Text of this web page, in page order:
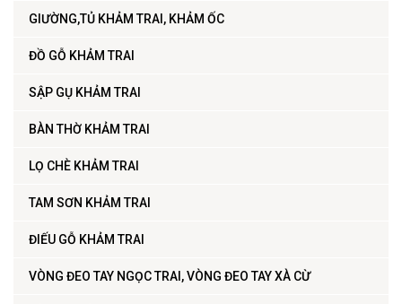
GIƯỜNG,TỦ KHẢM TRAI, KHẢM ỐC
ĐỒ GỖ KHẢM TRAI
SẬP GỤ KHẢM TRAI
BÀN THỜ KHẢM TRAI
LỌ CHÈ KHẢM TRAI
TAM SƠN KHẢM TRAI
ĐIẾU GỖ KHẢM TRAI
VÒNG ĐEO TAY NGỌC TRAI, VÒNG ĐEO TAY XÀ CỪ